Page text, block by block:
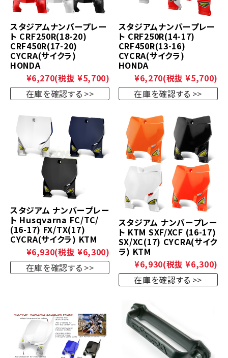
スタジアムナンバープレー
ト CRF250R(18-20)
CRF450R(17-20)
CYCRA(サイクラ)
HONDA
¥6,270(税抜 ¥5,700)
在庫を確認する
スタジアムナンバープレー
ト CRF250R(14-17)
CRF450R(13-16)
CYCRA(サイクラ)
HONDA
¥6,270(税抜 ¥5,700)
在庫を確認する
スタジアム ナンバープレー
ト Husqvarna FC/TC/
(16-17) FX/TX(17)
CYCRA(サイクラ) KTM
¥6,930(税抜 ¥6,300)
在庫を確認する
スタジアム ナンバープレー
ト KTM SXF/XCF (16-17)
SX/XC(17) CYCRA(サイク
ラ) KTM
¥6,930(税抜 ¥6,300)
在庫を確認する